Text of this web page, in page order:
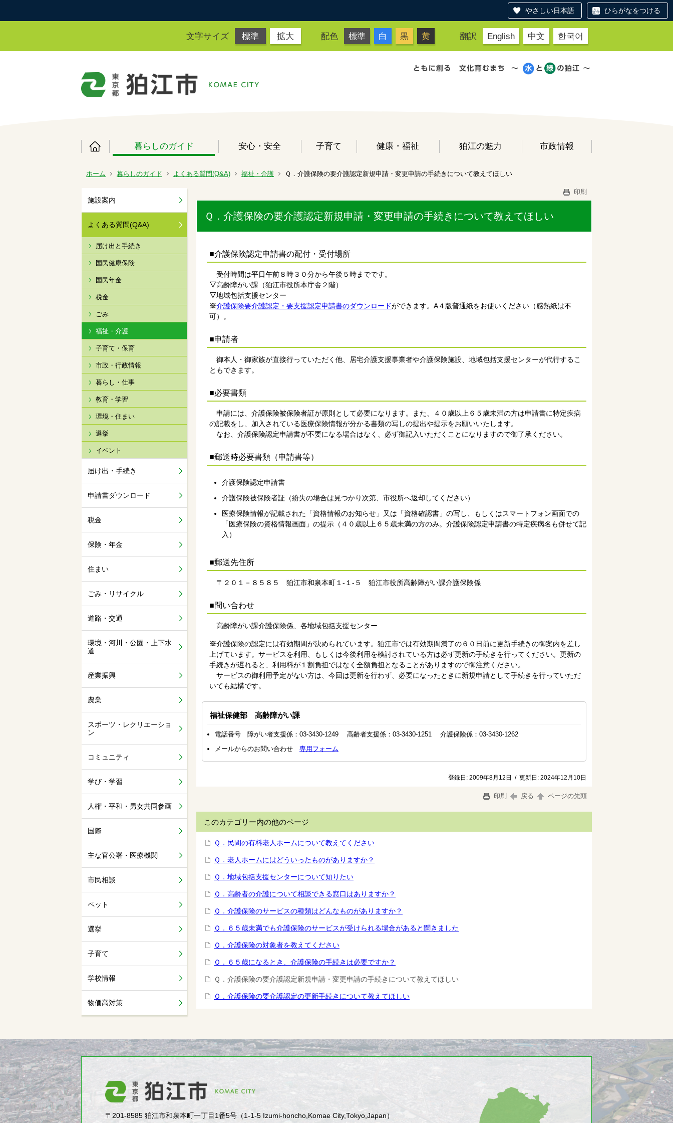
やさしい日本語 ひらがなをつける
文字サイズ 標準 拡大 配色 標準 白 黒 黄 翻訳 English 中文 한국어
暮らしのガイド 安心・安全 子育て 健康・福祉 狛江の魅力 市政情報
ホーム 暮らしのガイド よくある質問(Q&A) 福祉・介護 Ｑ．介護保険の要介護認定新規申請・変更申請の手続きについて教えてほしい
施設案内
よくある質問(Q&A)
届け出と手続き
国民健康保険
国民年金
税金
ごみ
福祉・介護
子育て・保育
市政・行政情報
暮らし・仕事
教育・学習
環境・住まい
選挙
イベント
届け出・手続き
申請書ダウンロード
税金
保険・年金
住まい
ごみ・リサイクル
道路・交通
環境・河川・公園・上下水
道
産業振興
農業
スポーツ・レクリエーショ
ン
コミュニティ
学び・学習
人権・平和・男女共同参画
国際
主な官公署・医療機関
市民相談
ペット
選挙
子育て
学校情報
物価高対策
印刷
Ｑ．介護保険の要介護認定新規申請・変更申請の手続きについて教えてほしい
■介護保険認定申請書の配付・受付場所
受付時間は平日午前８時３０分から午後５時までです。
▽高齢障がい課（狛江市役所本庁舎２階）
▽地域包括支援センター
※介護保険要介護認定・要支援認定申請書のダウンロードができます。A４版普通紙をお使いください（感熱紙は不
可）。
■申請者
御本人・御家族が直接行っていただく他、居宅介護支援事業者や介護保険施設、地域包括支援センターが代行するこ
ともできます。
■必要書類
申請には、介護保険被保険者証が原則として必要になります。また、４０歳以上６５歳未満の方は申請書に特定疾病
の記載をし、加入されている医療保険情報が分かる書類の写しの提出や提示をお願いいたします。
なお、介護保険認定申請書が不要になる場合はなく、必ず御記入いただくことになりますので御了承ください。
■郵送時必要書類（申請書等）
介護保険認定申請書
介護保険被保険者証（紛失の場合は見つかり次第、市役所へ返却してください）
医療保険情報が記載された「資格情報のお知らせ」又は「資格確認書」の写し、もしくはスマートフォン画面での
「医療保険の資格情報画面」の提示（４０歳以上６５歳未満の方のみ。介護保険認定申請書の特定疾病名も併せて記
入）
■郵送先住所
〒２０１－８５８５ 狛江市和泉本町１-１-５ 狛江市役所高齢障がい課介護保険係
■問い合わせ
高齢障がい課介護保険係、各地域包括支援センター
※介護保険の認定には有効期間が決められています。狛江市では有効期間満了の６０日前に更新手続きの御案内を差し
上げています。サービスを利用、もしくは今後利用を検討されている方は必ず更新の手続きを行ってください。更新の
手続きが遅れると、利用料が１割負担ではなく全額負担となることがありますので御注意ください。
サービスの御利用予定がない方は、今回は更新を行わず、必要になったときに新規申請として手続きを行っていただ
いても結構です。
福祉保健部 高齢障がい課
電話番号 障がい者支援係：03-3430-1249 高齢者支援係：03-3430-1251 介護保険係：03-3430-1262
メールからのお問い合わせ 専用フォーム
登録日: 2009年8月12日 / 更新日: 2024年12月10日
印刷 戻る ページの先頭
このカテゴリー内の他のページ
Ｑ．民間の有料老人ホームについて教えてください
Ｑ．老人ホームにはどういったものがありますか？
Ｑ．地域包括支援センターについて知りたい
Ｑ．高齢者の介護について相談できる窓口はありますか？
Ｑ．介護保険のサービスの種類はどんなものがありますか？
Ｑ．６５歳未満でも介護保険のサービスが受けられる場合があると聞きました
Ｑ．介護保険の対象者を教えてください
Ｑ．６５歳になるとき、介護保険の手続きは必要ですか？
Ｑ．介護保険の要介護認定新規申請・変更申請の手続きについて教えてほしい
Ｑ．介護保険の要介護認定の更新手続きについて教えてほしい
〒201-8585 狛江市和泉本町一丁目1番5号（1-1-5 Izumi-honcho,Komae City,Tokyo,Japan）